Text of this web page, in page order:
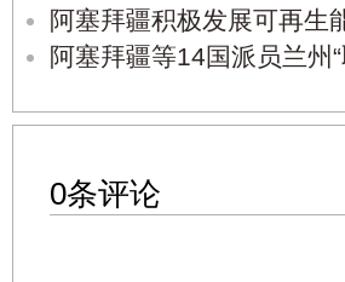
阿塞拜疆积极发展可再生
阿塞拜疆等14国派员兰州
0条评论